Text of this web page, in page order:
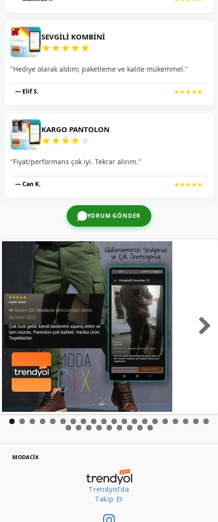
SEVGILI KOMBINI
★★★★★
"Hediye olarak aldım; paketleme ve kalite mükemmel."
— Elif S. ★★★★★
KARGO PANTOLON
★★★★ ★
"Fiyat/performans çok iyi. Tekrar alırım."
— Can K. ★★★★★
YORUM GÖNDER
MODACİX
Trendyol’da
Takip Et